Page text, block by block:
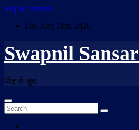
Skip to content
Tue. Aug 11th, 2026
Swapnil Sansar
भीड़ से जुदा